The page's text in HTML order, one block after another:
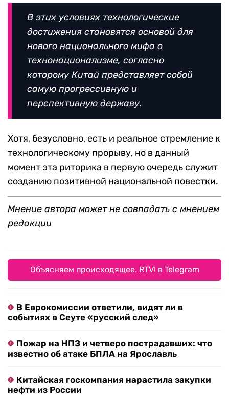
В этих условиях технологические
достижения становятся основой для
нового национального мифа о
технонационализме, согласно
которому Китай представляет собой
самую прогрессивную и
перспективную державу.
Хотя, безусловно, есть и реальное стремление к
технологическому прорыву, но в данный
момент эта риторика в первую очередь служит
созданию позитивной национальной повестки.
Мнение автора может не совпадать с мнением
редакции
Объясняем происходящее. RTVI в Telegram
В Еврокомиссии ответили, видят ли в
событиях в Сеуте «русский след»
Пожар на НПЗ и четверо пострадавших: что
известно об атаке БПЛА на Ярославль
Китайская госкомпания нарастила закупки
нефти из России